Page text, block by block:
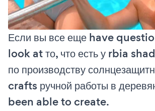
Если вы все еще have
look at то, что есть у rbia
по производству
crafts ручной работы в
been able to create.